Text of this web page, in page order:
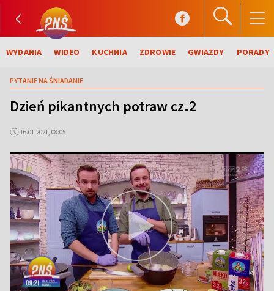
WYDANIA WIDEO KUCHNIA ZDROWIE GWIAZDY PORADY
PYTANIE NA ŚNIADANIE
Dzień pikantnych potraw cz.2
16.01.2021, 08:05